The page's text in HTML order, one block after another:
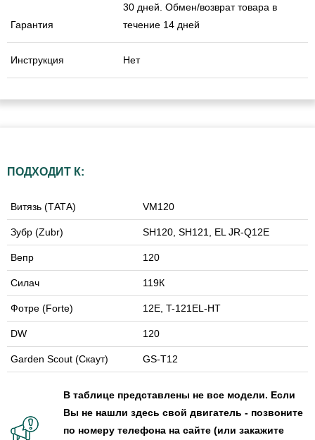
Гарантия
30 дней. Обмен/возврат товара в
течение 14 дней
Инструкция Нет
ПОДХОДИТ К:
Витязь (ТАТА) VM120
Зубр (Zubr) SH120, SH121, EL JR-Q12E
Вепр 120
Силач 119К
Фотре (Forte) 12E, T-121EL-HT
DW 120
Garden Scout (Скаут) GS-T12
В таблице представлены не все модели. Если
Вы не нашли здесь свой двигатель - позвоните
по номеру телефона на сайте (или закажите